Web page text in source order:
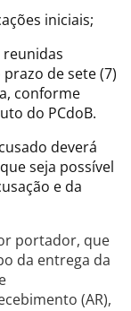
iniciais;
reunidas
de sete (7)
conforme
do PCdoB.
deverá
seja possível
e da
portador, que
da entrega da
(AR),